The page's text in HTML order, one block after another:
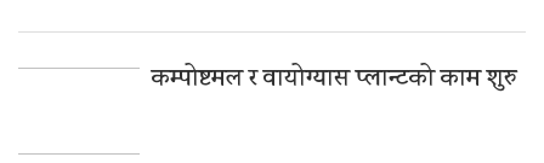
कम्पोष्टमल र वायोग्यास प्लान्टको काम शुरु